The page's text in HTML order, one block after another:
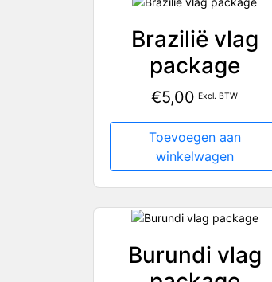
Brazilië vlag
package
€5,00 Excl. BTW
Toevoegen aan
winkelwagen
Burundi vlag